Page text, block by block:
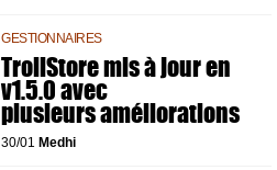
GESTIONNAIRES
TrollStore mis à jour en
v1.5.0 avec
plusieurs améliorations
30/01 Medhi